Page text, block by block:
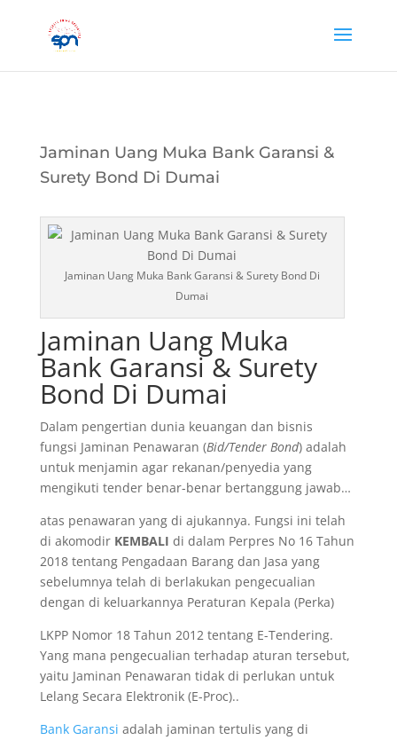
Jaminan Uang Muka Bank Garansi &
Surety Bond Di Dumai
Jaminan Uang Muka Bank Garansi & Surety Bond Di
Dumai
Jaminan Uang Muka
Bank Garansi & Surety
Bond Di Dumai
Dalam pengertian dunia keuangan dan bisnis
fungsi Jaminan Penawaran (Bid/Tender Bond) adalah
untuk menjamin agar rekanan/penyedia yang
mengikuti tender benar-benar bertanggung jawab…
atas penawaran yang di ajukannya. Fungsi ini telah
di akomodir KEMBALI di dalam Perpres No 16 Tahun
2018 tentang Pengadaan Barang dan Jasa yang
sebelumnya telah di berlakukan pengecualian
dengan di keluarkannya Peraturan Kepala (Perka)
LKPP Nomor 18 Tahun 2012 tentang E-Tendering.
Yang mana pengecualian terhadap aturan tersebut,
yaitu Jaminan Penawaran tidak di perlukan untuk
Lelang Secara Elektronik (E-Proc)..
Bank Garansi adalah jaminan tertulis yang di